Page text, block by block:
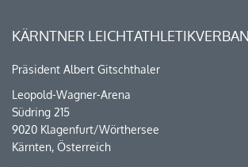
KÄRNTNER
Präsident Albert Gitschthaler
Leopold-Wagner-Arena
Südring 215
9020 Klagenfurt/Wörthersee
Kärnten, Österreich